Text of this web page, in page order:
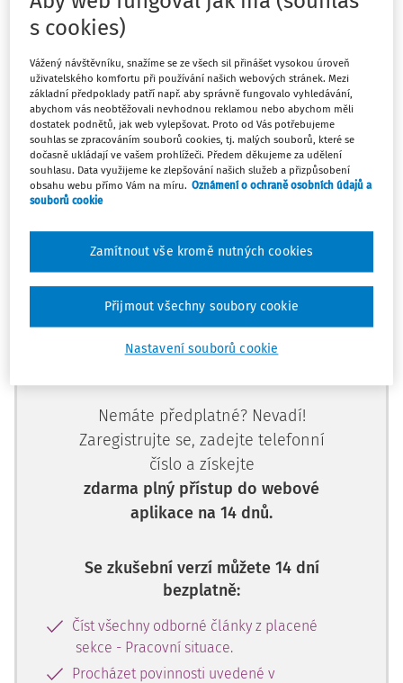
rozšiřuje svoje aktivity. Mnozí z vás ho už jistě znají, ale
chceme vám představit, co momentálně nabízí mladým
produkční Divadla Paměti národa
Máte předplatné? Přihlaste se.
Tento dokument je jen pro
Nemáte předplatné? Nevadí!
Zaregistrujte se, zadejte telefonní
číslo a získejte
zdarma plný přístup do webové
aplikace na 14 dnů.
Se zkušební verzí můžete 14 dní
bezplatně:
Číst všechny odborné články z placené
sekce - Pracovní situace.
Procházet povinnosti uvedené v
s cookies)
Vážený návštěvníku, snažíme se ze všech sil přinášet vysokou úroveň
uživatelského komfortu při používání našich webových stránek. Mezi
základní předpoklady patří např. aby správně fungovalo vyhledávání,
abychom vás neobtěžovali nevhodnou reklamou nebo abychom měli
dostatek podnětů, jak web vylepšovat. Proto od Vás potřebujeme
souhlas se zpracováním souborů cookies, tj. malých souborů, které se
dočasně ukládají ve vašem prohlížeči. Předem děkujeme za udělení
souhlasu. Data využijeme ke zlepšování našich služeb a přizpůsobení
obsahu webu přímo Vám na míru. Oznámení o ochraně osobních údajů a
souborů cookie
Nastavení souborů cookie
Zamítnout vše kromě nutných cookies
Přijmout všechny soubory cookie